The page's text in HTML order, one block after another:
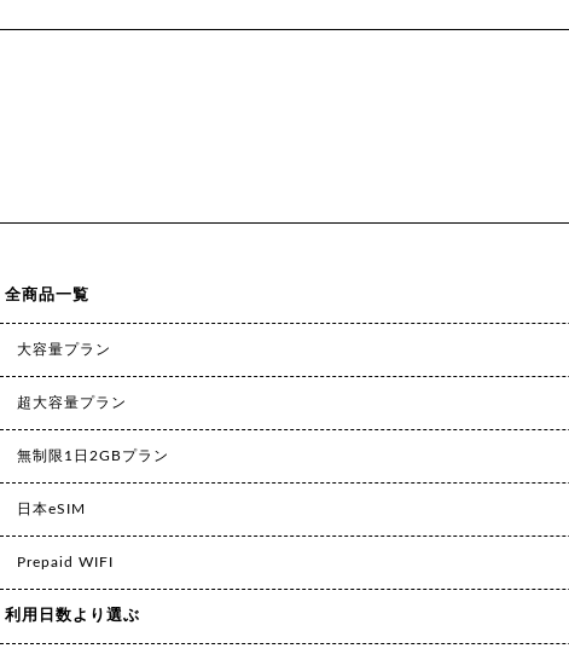
全商品一覧
大容量プラン
超大容量プラン
無制限1日2GBプラン
日本eSIM
Prepaid WIFI
利用日数より選ぶ